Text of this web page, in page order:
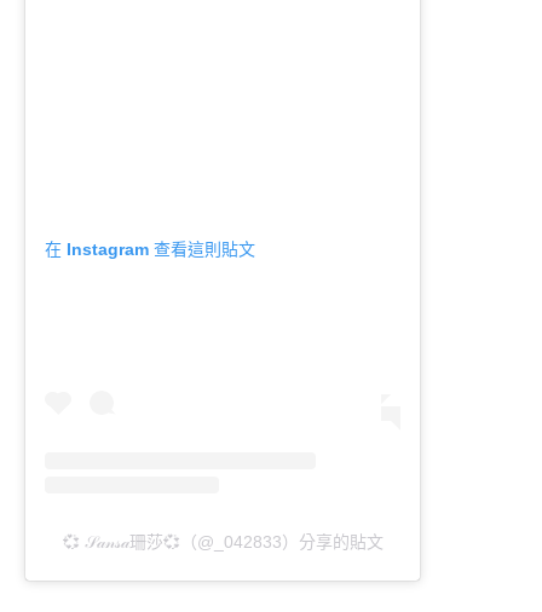
在 Instagram 查看這則貼文
💞 𝒮𝒶𝓃𝓈𝒶珊莎💞（@_042833）分享的貼文